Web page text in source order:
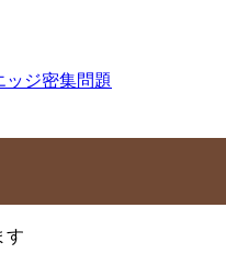
ジ密集問題
す